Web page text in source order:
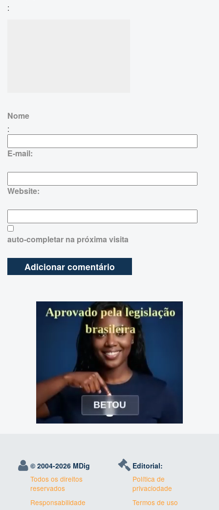
:
Nome
:
E-mail:
Website:
auto-completar na próxima visita
© 2004-2026 MDig
Todos os direitos
reservados
Responsabilidade
Editorial:
Política de
privaciodade
Termos de uso